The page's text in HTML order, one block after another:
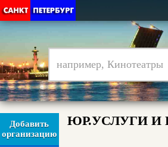
Добавить
организацию
ЮР.УСЛУГИ И